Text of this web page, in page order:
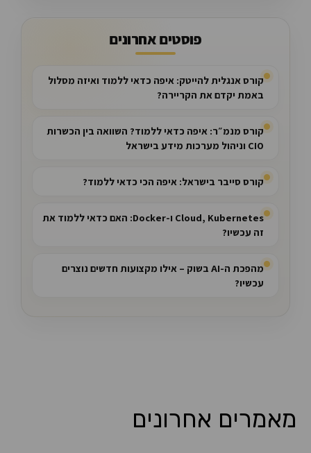
פוסטים אחרונים
קורס אנגלית להייטק: איפה כדאי ללמוד ואיזה מסלול
באמת יקדם את הקריירה?
קורס מנמ״ר: איפה כדאי ללמוד? השוואה בין הכשרות
CIO וניהול מערכות מידע בישראל
קורס סייבר בישראל: איפה הכי כדאי ללמוד?
Cloud, Kubernetes ו-Docker: האם כדאי ללמוד את
זה עכשיו?
מהפכת ה-AI בשוק – אילו מקצועות חדשים נוצרים
עכשיו?
מאמרים אחרונים